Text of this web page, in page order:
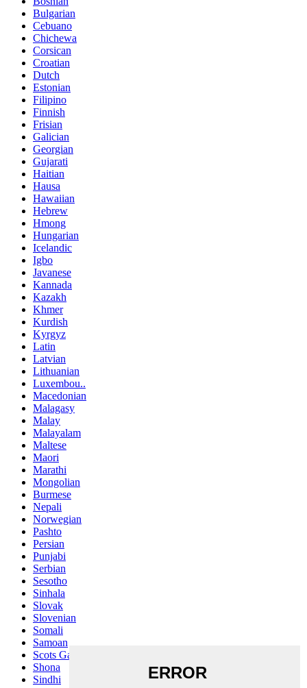
Bulgarian
Cebuano
Chichewa
Corsican
Croatian
Dutch
Estonian
Filipino
Finnish
Frisian
Galician
Georgian
Gujarati
Haitian
Hausa
Hawaiian
Hebrew
Hmong
Hungarian
Icelandic
Igbo
Javanese
Kannada
Kazakh
Khmer
Kurdish
Kyrgyz
Latin
Latvian
Lithuanian
Luxembou..
Macedonian
Malagasy
Malay
Malayalam
Maltese
Maori
Marathi
Mongolian
Burmese
Nepali
Norwegian
Pashto
Persian
Punjabi
Serbian
Sesotho
Sinhala
Slovak
Slovenian
Somali
Samoan
Scots Gaelic
Shona
Sindhi